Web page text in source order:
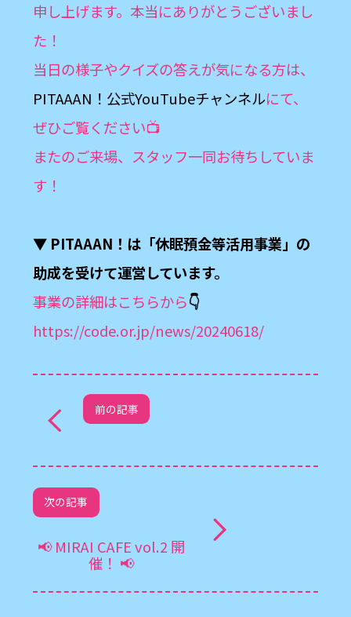
申し上げます。本当にありがとうございまし
た！
当日の様子やクイズの答えが気になる方は、
PITAAAN！公式YouTubeチャンネルにて、
ぜひご覧ください📺
またのご来場、スタッフ一同お待ちしていま
す！
▼ PITAAAN！は「休眠預金等活用事業」の
助成を受けて運営しています。
事業の詳細はこちらから👇
https://code.or.jp/news/20240618/
前の記事
次の記事
📢 MIRAI CAFE vol.2 開
催！ 📢